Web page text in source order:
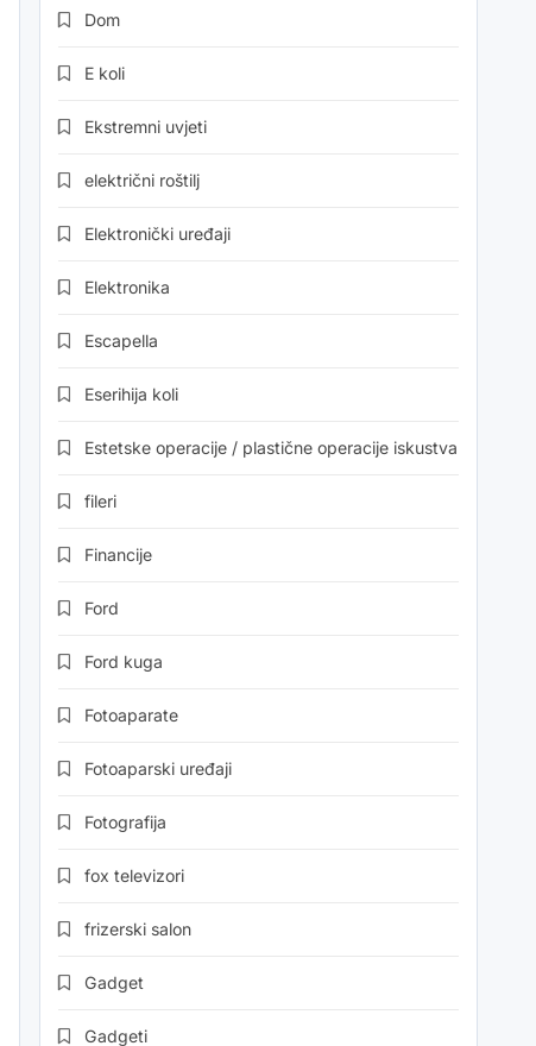
Dom
E koli
Ekstremni uvjeti
električni roštilj
Elektronički uređaji
Elektronika
Escapella
Eserihija koli
Estetske operacije / plastične operacije iskustva
fileri
Financije
Ford
Ford kuga
Fotoaparate
Fotoaparski uređaji
Fotografija
fox televizori
frizerski salon
Gadget
Gadgeti